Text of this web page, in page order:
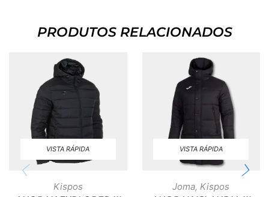
PRODUTOS RELACIONADOS
VISTA RÁPIDA
Kispos
VISTA RÁPIDA
Joma,Kispos